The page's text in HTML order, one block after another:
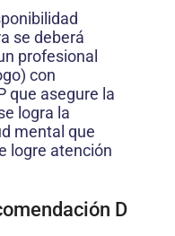
se deberá
profesional
con
que asegure la
logra la
mental que
logre atención
D